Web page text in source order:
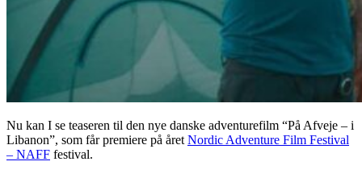
Nu kan I se teaseren til den nye danske adventurefilm “På Afveje – i
Libanon”, som får premiere på året Nordic Adventure Film Festival
– NAFF festival.